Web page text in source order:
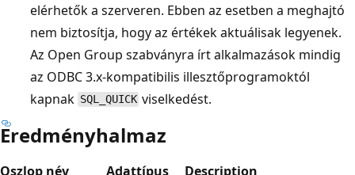
elérhetők a szerveren. Ebben az esetben a meghajtó
nem biztosítja, hogy az értékek aktuálisak legyenek.
Az Open Group szabványra írt alkalmazások mindig
az ODBC 3.x-kompatibilis illesztőprogramoktól
kapnak SQL_QUICK viselkedést.
Eredményhalmaz
Oszlop név Adattípus Description